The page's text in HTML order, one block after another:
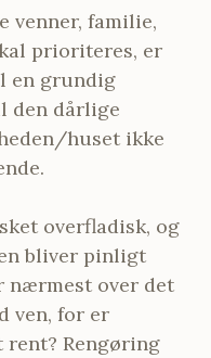
venner, familie,
prioriteres, er
en grundig
den dårlige
huset ikke
overfladisk, og
bliver pinligt
nærmest over det
ven, for er
Rengøring